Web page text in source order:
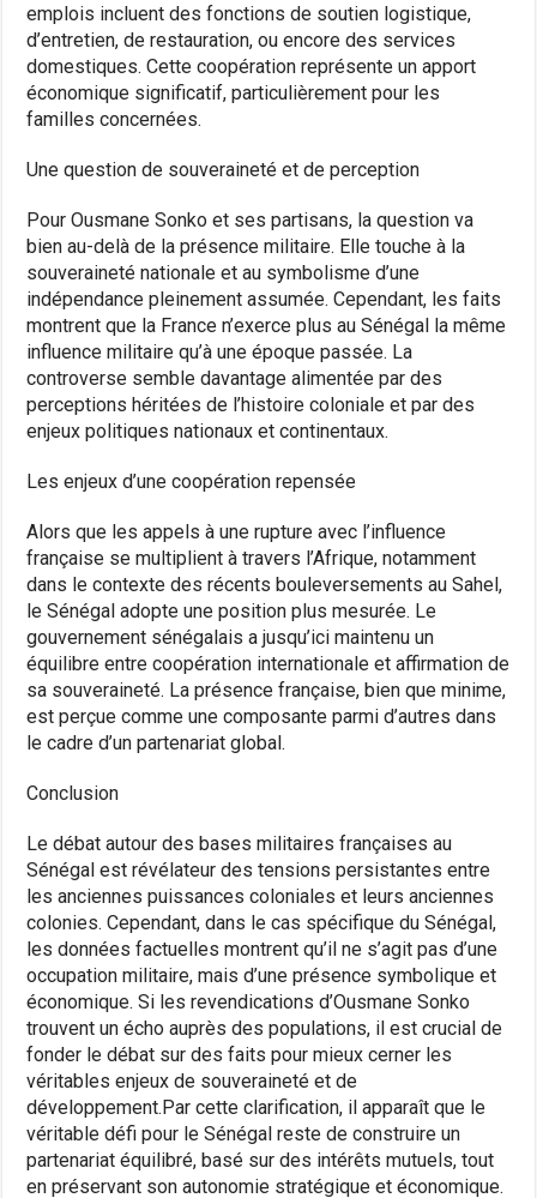
emplois incluent des fonctions de soutien logistique,
d’entretien, de restauration, ou encore des services
domestiques. Cette coopération représente un apport
économique significatif, particulièrement pour les
familles concernées.
Une question de souveraineté et de perception
Pour Ousmane Sonko et ses partisans, la question va
bien au-delà de la présence militaire. Elle touche à la
souveraineté nationale et au symbolisme d’une
indépendance pleinement assumée. Cependant, les faits
montrent que la France n’exerce plus au Sénégal la même
influence militaire qu’à une époque passée. La
controverse semble davantage alimentée par des
perceptions héritées de l’histoire coloniale et par des
enjeux politiques nationaux et continentaux.
Les enjeux d’une coopération repensée
Alors que les appels à une rupture avec l’influence
française se multiplient à travers l’Afrique, notamment
dans le contexte des récents bouleversements au Sahel,
le Sénégal adopte une position plus mesurée. Le
gouvernement sénégalais a jusqu’ici maintenu un
équilibre entre coopération internationale et affirmation de
sa souveraineté. La présence française, bien que minime,
est perçue comme une composante parmi d’autres dans
le cadre d’un partenariat global.
Conclusion
Le débat autour des bases militaires françaises au
Sénégal est révélateur des tensions persistantes entre
les anciennes puissances coloniales et leurs anciennes
colonies. Cependant, dans le cas spécifique du Sénégal,
les données factuelles montrent qu’il ne s’agit pas d’une
occupation militaire, mais d’une présence symbolique et
économique. Si les revendications d’Ousmane Sonko
trouvent un écho auprès des populations, il est crucial de
fonder le débat sur des faits pour mieux cerner les
véritables enjeux de souveraineté et de
développement.Par cette clarification, il apparaît que le
véritable défi pour le Sénégal reste de construire un
partenariat équilibré, basé sur des intérêts mutuels, tout
en préservant son autonomie stratégique et économique.